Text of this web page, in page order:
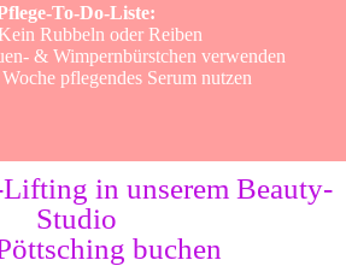
To-Do-Liste:
Kein Rubbeln oder Reiben
& Wimpernbürstchen verwenden
pflegendes Serum nutzen
in unserem Beauty-
Studio
buchen